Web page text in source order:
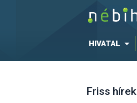
HIVATAL
Friss hírek